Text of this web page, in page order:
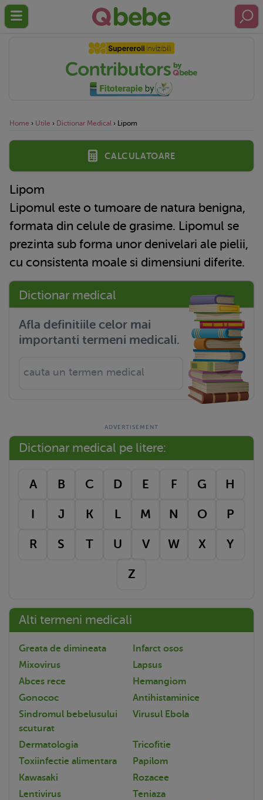
Home › Utile › Dictionar Medical › Lipom
Calculatoare
Lipom
Lipomul este o tumoare de natura benigna,
formata din celule de grasime. Lipomul se
prezinta sub forma unor denivelari ale pielii,
cu consistenta moale si dimensiuni diferite.
Dictionar medical
Afla definitiile celor mai
importanti termeni medicali.
Dictionar medical pe litere:
A B C D E F G H
I J K L M N O P
R S T U V W X Y
Z
Alti termeni medicali
Greata de dimineata
Infarct osos
Mixovirus
Lapsus
Abces rece
Hemangiom
Gonococ
Antihistaminice
Sindromul bebelusului
scuturat
Virusul Ebola
Dermatologia
Tricofitie
Toxiinfectie alimentara
Papilom
Kawasaki
Rozacee
Lentivirus
Teniaza